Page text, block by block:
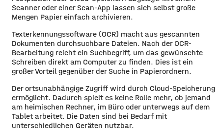
Scanner oder einer Scan-App lassen sich selbst große
Mengen Papier einfach archivieren.
Texterkennungssoftware (OCR) macht aus gescannten
Dokumenten durchsuchbare Dateien. Nach der OCR-
Bearbeitung reicht ein Suchbegriff, um das gewünschte
Schreiben direkt am Computer zu finden. Dies ist ein
großer Vorteil gegenüber der Suche in Papierordnern.
Der ortsunabhängige Zugriff wird durch Cloud-Speicherung
ermöglicht. Dadurch spielt es keine Rolle mehr, ob jemand
am heimischen Rechner, im Büro oder unterwegs auf dem
Tablet arbeitet. Die Daten sind bei Bedarf mit
unterschiedlichen Geräten nutzbar.